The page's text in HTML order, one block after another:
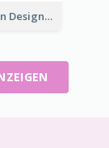
Pink Modern Design Resume